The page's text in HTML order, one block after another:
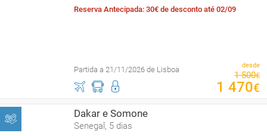
Reserva Antecipada: 30€ de desconto até 02/09
Partida a 21/11/2026 de Lisboa desde
1 500€
1 470€
Dakar e Somone
Senegal, 5 dias